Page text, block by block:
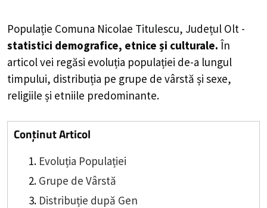
Populație Comuna Nicolae Titulescu, Județul Olt -
statistici demografice, etnice și culturale. În
articol vei regăsi evoluția populației de-a lungul
timpului, distribuția pe grupe de vârstă și sexe,
religiile și etniile predominante.
Conținut Articol
Evoluția Populației
Grupe de Vârstă
Distribuție după Gen